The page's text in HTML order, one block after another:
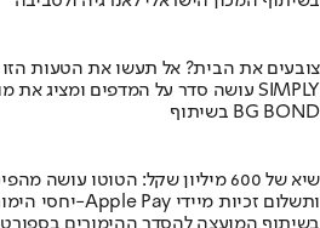
צובעים את הבית? אל תעשו את הטעות הזו
מומחה BG BOND עושה סדר על המדפים ומציג את מותג הצבע SIMPLY
בשיתוף BG BOND
שיא של 600 מיליון שקל: הטוטו עושה מהפיכה
יחסי הימור משופרים, הפקדות ב-Apple Pay ותשלום זכיות מיידי